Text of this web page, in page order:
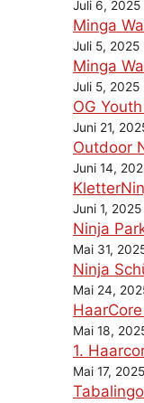
Juli 6, 2025
Minga
Juli 5, 2025
Minga
Juli 5, 2025
OG
Juni 21,
Outdoor
Juni 14,
Juni 1, 2025
Ninja
Mai 31,
Ninja
Mai 24,
Mai 18,
1.
Mai 17, 2025